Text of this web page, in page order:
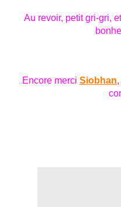
Au revoir, petit gri-gri,
Encore merci Siobhan